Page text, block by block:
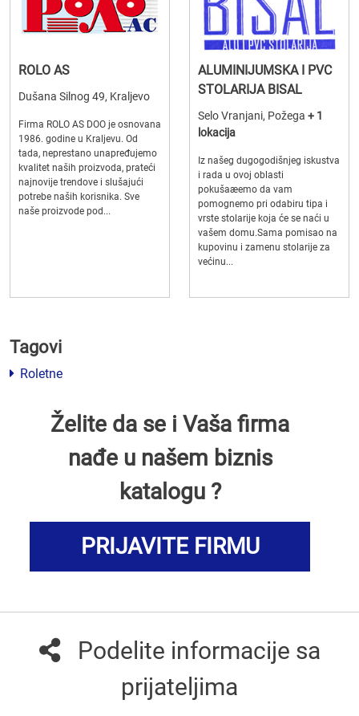
ROLO AS
Dušana Silnog 49, Kraljevo
Firma ROLO AS DOO je osnovana
1986. godine u Kraljevu. Od
tada, neprestano unapređujemo
kvalitet naših proizvoda, prateći
najnovije trendove i slušajući
potrebe naših korisnika. Sve
naše proizvode pod...
ALUMINIJUMSKA I PVC
STOLARIJA BISAL
Selo Vranjani, Požega + 1
lokacija
Iz našeg dugogodišnjeg iskustva
i rada u ovoj oblasti
pokušaæemo da vam
pomognemo pri odabiru tipa i
vrste stolarije koja će se naći u
vašem domu.Sama pomisao na
kupovinu i zamenu stolarije za
većinu...
Tagovi
Roletne
Želite da se i Vaša firma
nađe u našem biznis
katalogu ?
PRIJAVITE FIRMU
Podelite informacije sa
prijateljima